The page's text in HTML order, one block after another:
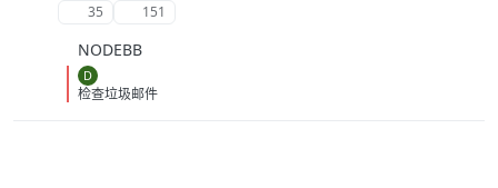
35 151
NODEBB
D
检查垃圾邮件